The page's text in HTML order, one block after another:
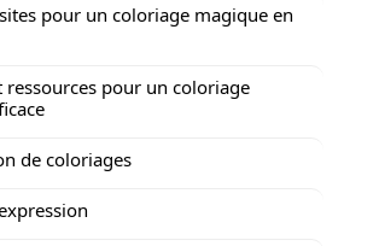
pour un coloriage magique en
ressources pour un coloriage
de coloriages